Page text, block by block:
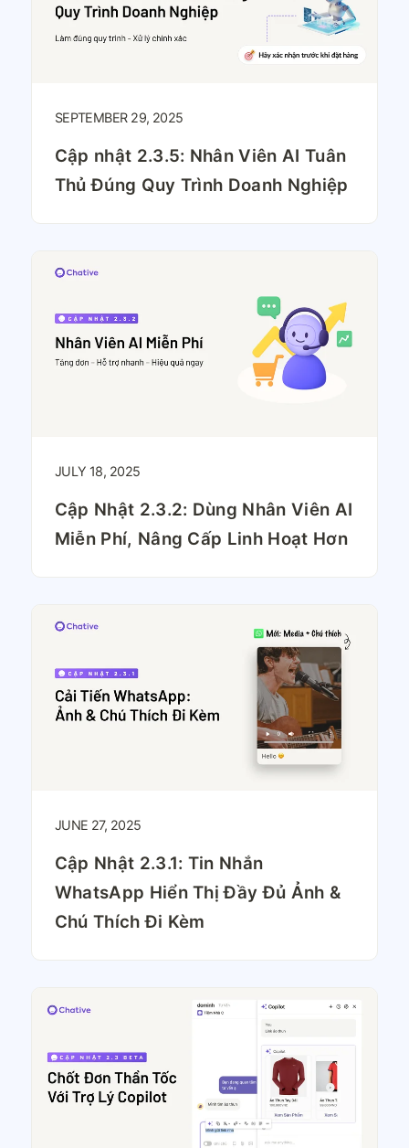
SEPTEMBER 29, 2025
Cập nhật 2.3.5: Nhân Viên AI Tuân
Thủ Đúng Quy Trình Doanh Nghiệp
JULY 18, 2025
Cập Nhật 2.3.2: Dùng Nhân Viên AI
Miễn Phí, Nâng Cấp Linh Hoạt Hơn
JUNE 27, 2025
Cập Nhật 2.3.1: Tin Nhắn
WhatsApp Hiển Thị Đầy Đủ Ảnh &
Chú Thích Đi Kèm